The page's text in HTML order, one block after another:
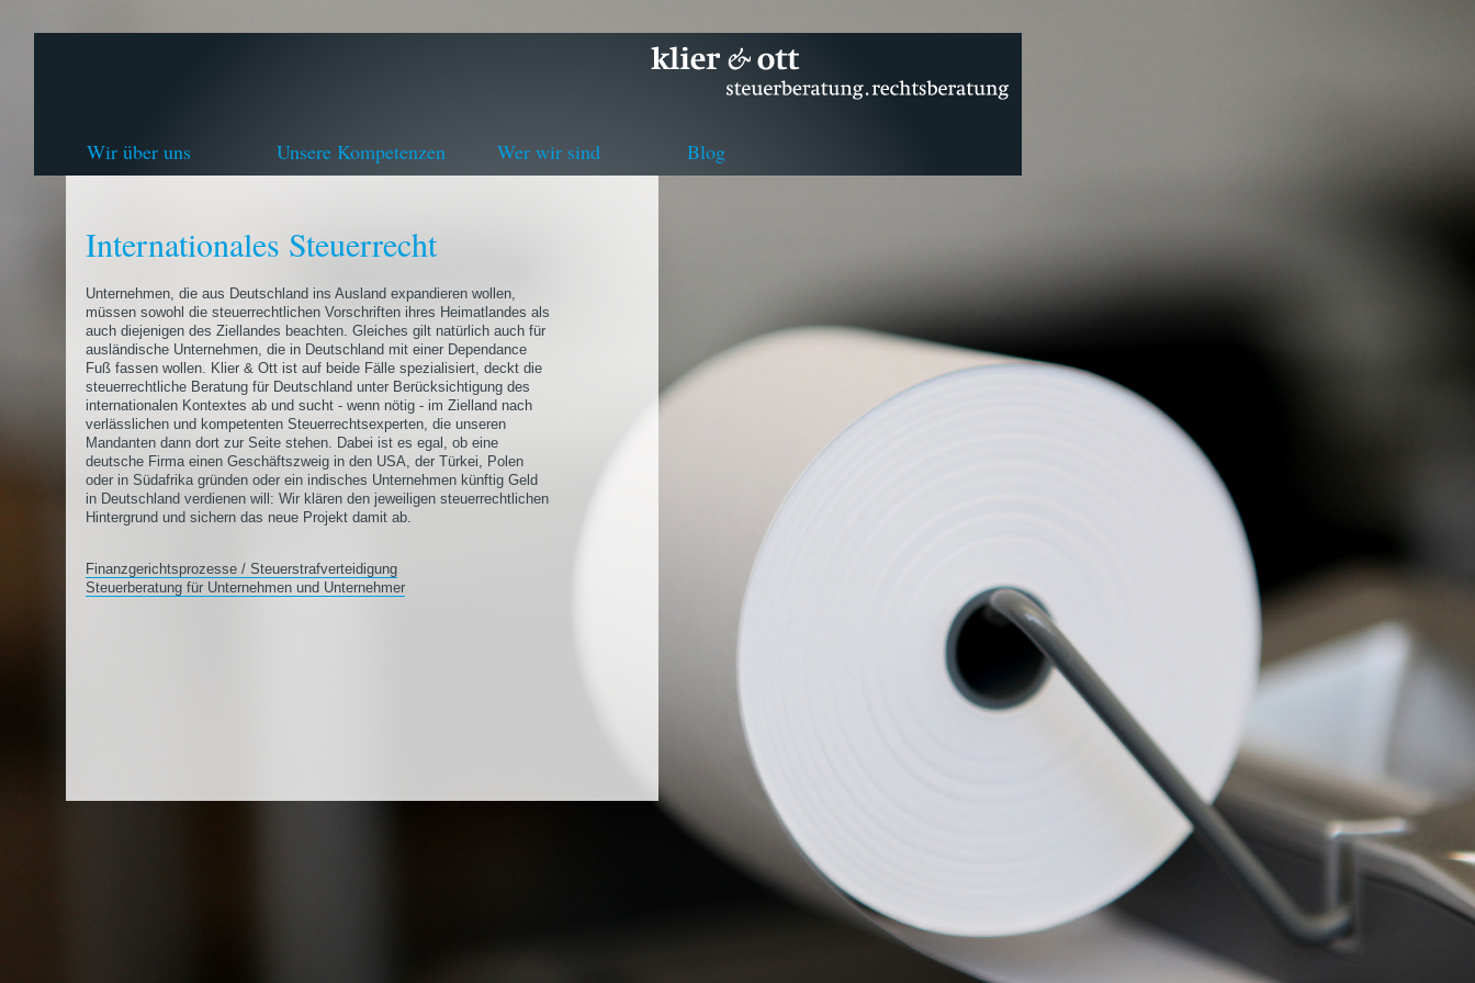
Wir über uns Unsere Kompetenzen Wer wir sind Blog
Internationales Steuerrecht
Unternehmen, die aus Deutschland ins Ausland expandieren wollen,
müssen sowohl die steuerrechtlichen Vorschriften ihres Heimatlandes als
auch diejenigen des Ziellandes beachten. Gleiches gilt natürlich auch für
ausländische Unternehmen, die in Deutschland mit einer Dependance
Fuß fassen wollen. Klier & Ott ist auf beide Fälle spezialisiert, deckt die
steuerrechtliche Beratung für Deutschland unter Berücksichtigung des
internationalen Kontextes ab und sucht - wenn nötig - im Zielland nach
verlässlichen und kompetenten Steuerrechtsexperten, die unseren
Mandanten dann dort zur Seite stehen. Dabei ist es egal, ob eine
deutsche Firma einen Geschäftszweig in den USA, der Türkei, Polen
oder in Südafrika gründen oder ein indisches Unternehmen künftig Geld
in Deutschland verdienen will: Wir klären den jeweiligen steuerrechtlichen
Hintergrund und sichern das neue Projekt damit ab.
Finanzgerichtsprozesse / Steuerstrafverteidigung
Steuerberatung für Unternehmen und Unternehmer